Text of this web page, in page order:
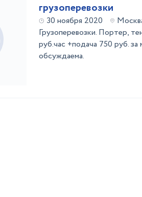
грузоперевозки
30 ноября 2020
Грузоперевозки. Портер,
руб.час +подача 750 руб.
обсуждаема.